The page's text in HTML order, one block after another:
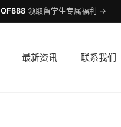
QF888领取留学生专属福利 →
最新资讯 联系我们